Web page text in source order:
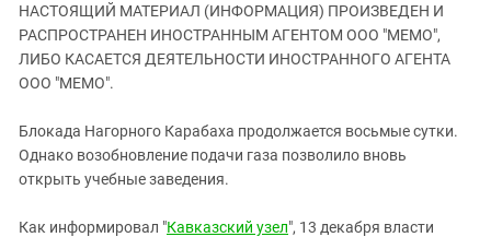
Краснодарский край
Российская Федерация
Северная Осетия - Алания
СКФО
НАСТОЯЩИЙ МАТЕРИАЛ (ИНФОРМАЦИЯ) ПРОИЗВЕДЕН И
РАСПРОСТРАНЕН ИНОСТРАННЫМ АГЕНТОМ ООО "МЕМО",
ЛИБО КАСАЕТСЯ ДЕЯТЕЛЬНОСТИ ИНОСТРАННОГО АГЕНТА
ООО "МЕМО".
Блокада Нагорного Карабаха продолжается восьмые сутки.
Однако возобновление подачи газа позволило вновь
открыть учебные заведения.
Как информировал "Кавказский узел", 13 декабря власти